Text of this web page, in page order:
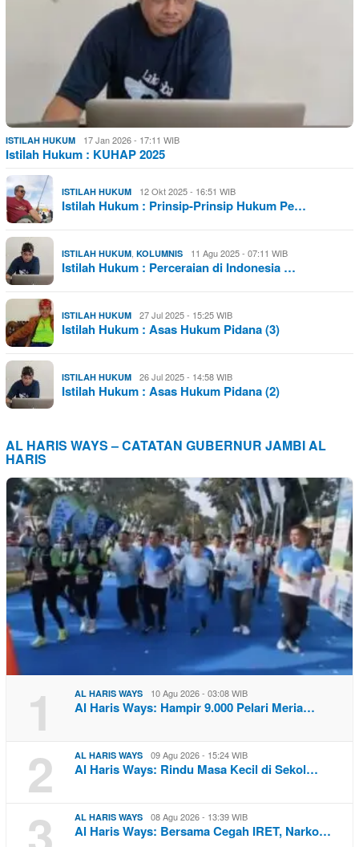
ISTILAH HUKUM 17 Jan 2026 - 17:11 WIB
Istilah Hukum : KUHAP 2025
ISTILAH HUKUM 12 Okt 2025 - 16:51 WIB
Istilah Hukum : Prinsip-Prinsip Hukum Pe…
ISTILAH HUKUM KOLUMNIS 11 Agu 2025 - 07:11 WIB
Istilah Hukum : Perceraian di Indonesia …
ISTILAH HUKUM 27 Jul 2025 - 15:25 WIB
Istilah Hukum : Asas Hukum Pidana (3)
ISTILAH HUKUM 26 Jul 2025 - 14:58 WIB
Istilah Hukum : Asas Hukum Pidana (2)
AL HARIS WAYS – CATATAN GUBERNUR JAMBI AL
HARIS
1 AL HARIS WAYS 10 Agu 2026 - 03:08 WIB
Al Haris Ways: Hampir 9.000 Pelari Meria…
2 AL HARIS WAYS 09 Agu 2026 - 15:24 WIB
Al Haris Ways: Rindu Masa Kecil di Sekol…
AL HARIS WAYS 08 Agu 2026 - 13:39 WIB
Al Haris Ways: Bersama Cegah IRET, Narko…